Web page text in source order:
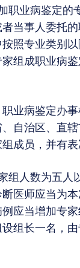
职业病鉴定的
当事人委托
照专业类别
组成职业病
业病鉴定办
自治区、直
成员，并有表
组人数为五人
医师应当为
应当增加专
组长一名，